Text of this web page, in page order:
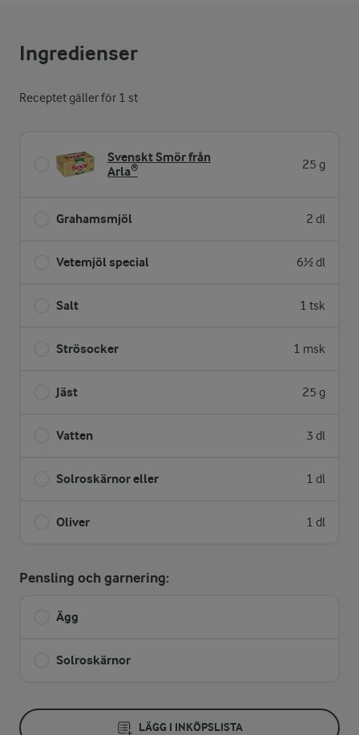
Ingredienser
Receptet gäller för 1 st
Svenskt Smör från
Arla®
25 g
Grahamsmjöl 2 dl
Vetemjöl special 6½ dl
Salt 1 tsk
Strösocker 1 msk
Jäst 25 g
Vatten 3 dl
Solroskärnor eller 1 dl
Oliver 1 dl
Pensling och garnering:
Ägg
Solroskärnor
LÄGG I INKÖPSLISTA